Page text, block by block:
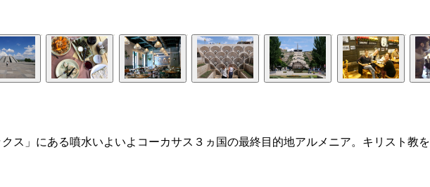
ス」にある噴水いよいよコーカサス３ヵ国の最終目的地アルメニア。キリスト教